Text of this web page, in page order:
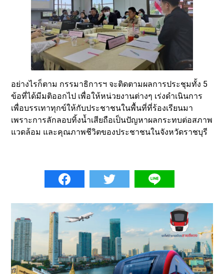
อย่างไรก็ตาม กรรมาธิการฯ จะติดตามผลการประชุมทั้ง 5
ข้อที่ได้มีมติออกไป เพื่อให้หน่วยงานต่างๆ เร่งดำเนินการ
เพื่อบรรเทาทุกข์ให้กับประชาชนในพื้นที่ที่ร้องเรียนมา
เพราะการลักลอบทิ้งน้ำเสียถือเป็นปัญหาผลกระทบต่อสภาพ
แวดล้อม และคุณภาพชีวิตของประชาชนในจังหวัดราชบุรี